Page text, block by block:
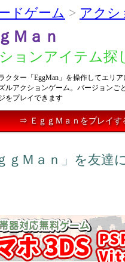
ドゲーム > アクシ
Ｍａｎ
ョンアイテム探
クター「EggMan」を操作してエリ
ルアクションゲーム。バージョンご
をプレイできます
⇒ ＥｇｇＭａｎをプレイす
ｇＭａｎ」を友達